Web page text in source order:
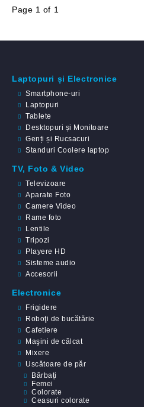
Page 1 of 1
Laptopuri și Electronice
Smartphone-uri
Laptopuri
Tablete
Desktopuri și Monitoare
Genți și Rucsacuri
Standuri Coolere laptop
TV, Foto & Video
Televizoare
Aparate Foto
Camere Video
Rame foto
Lentile
Tripozi
Playere HD
Sisteme audio
Accesorii
Electronice
Frigidere
Roboţi de bucătărie
Cafetiere
Maşini de călcat
Mixere
Uscătoare de păr
Bărbați
Femei
Colorate
Ceasuri colorate